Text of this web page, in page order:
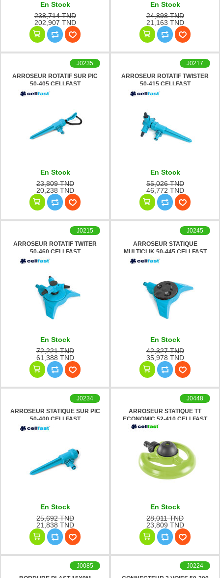
En Stock
238,714 TND
202,907 TND
En Stock
24,898 TND
21,163 TND
ARROSEUR ROTATIF SUR PIC
50-405 CELLFAST
J0235
En Stock
23,809 TND
20,238 TND
ARROSEUR ROTATIF TWISTER
50-415 CELLFAST
J0217
En Stock
55,026 TND
46,772 TND
ARROSEUR ROTATIF TWITER
50-460 CELLFAST
J0215
En Stock
72,221 TND
61,388 TND
ARROSEUR STATIQUE
MULTICLIK 50-445 CELLFAST
J0245
En Stock
42,327 TND
35,978 TND
ARROSEUR STATIQUE SUR PIC
50-400 CELLFAST
J0234
En Stock
25,692 TND
21,838 TND
ARROSEUR STATIQUE TT
ECONOMIC 52-410 CELLFAST
J0448
En Stock
28,011 TND
23,809 TND
J0085
J0224